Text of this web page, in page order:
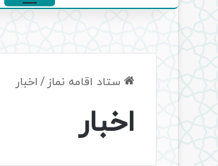
بازدید کمیته نظارت و
بازدید مدیر ستاد
مسابقه کتابخوانی
شورای اقامه نماز
دوره‌های آموزشی
ستاد اقامه نماز / اخبار
اخبار